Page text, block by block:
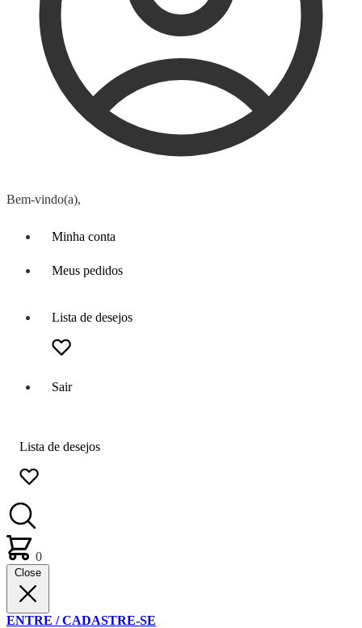
Bem-vindo(a),
Minha conta
Meus pedidos
Lista de desejos
Sair
Lista de desejos
0
Close
ENTRE / CADASTRE-SE